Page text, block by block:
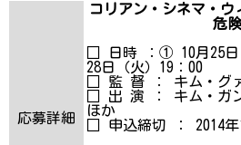
応募詳細
コリアン・シネマ・
危
□ 日時 ：① 10月25
28日（火）19：00
□ 監 督 ： キム・グ
□ 出 演 ： キム・ガ
ほか
□ 申込締切 ： 2014年